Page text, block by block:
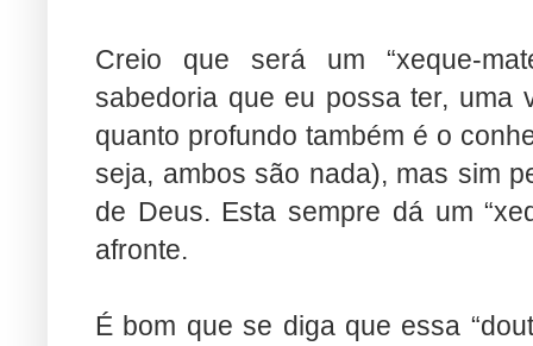
Creio que será um “xeque-
sabedoria que eu possa ter, uma
quanto profundo também é o
seja, ambos são nada), mas sim
de Deus. Esta sempre dá um
afronte.
É bom que se diga que essa